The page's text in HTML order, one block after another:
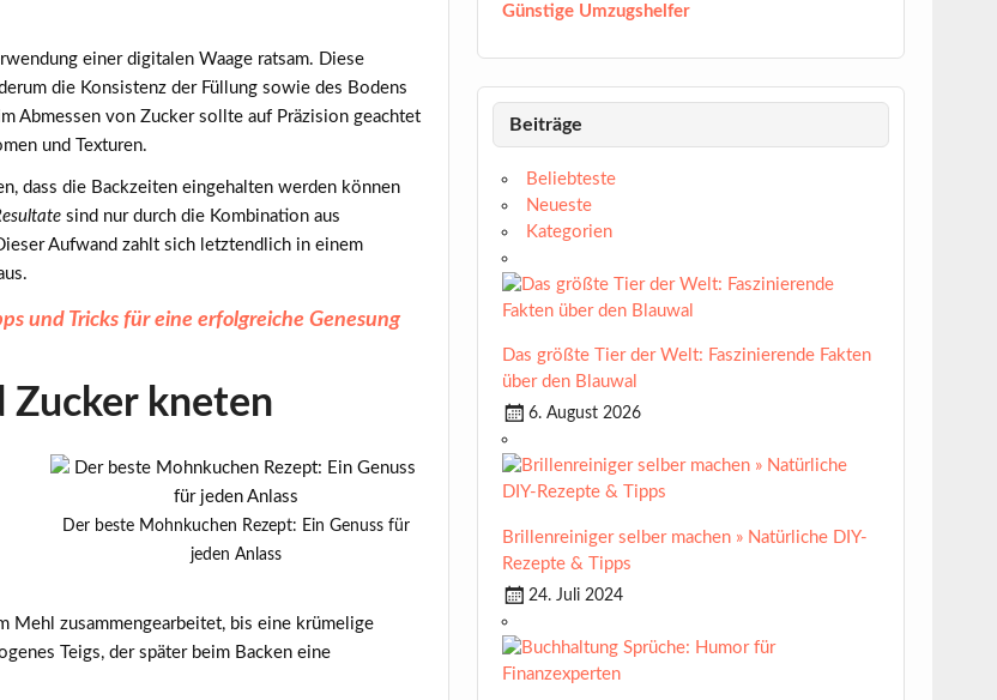
einer digitalen Waage ratsam. Diese
die Konsistenz der Füllung sowie des Bodens
Abmessen von Zucker sollte auf Präzision geachtet
und Texturen.
dass die Backzeiten eingehalten werden können
sind nur durch die Kombination aus
Aufwand zahlt sich letztendlich in einem
und Tricks für eine erfolgreiche Genesung
Zucker kneten
Der beste Mohnkuchen Rezept: Ein Genuss für
jeden Anlass
Mehl zusammengearbeitet, bis eine krümelige
Teigs, der später beim Backen eine
Günstige Umzugshelfer
Beiträge
Beliebteste
Neueste
Kategorien
Das größte Tier der Welt: Faszinierende Fakten
über den Blauwal
6. August 2026
Brillenreiniger selber machen » Natürliche DIY-
Rezepte & Tipps
24. Juli 2024